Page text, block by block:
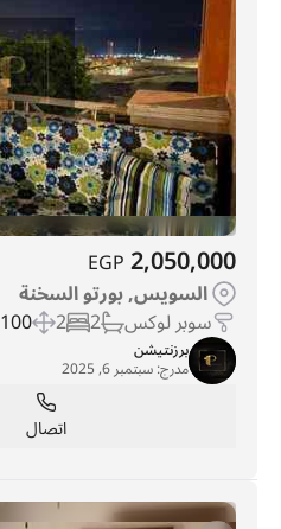
2,050,000
EGP
السويس, بورتو السخنة
سوبر لوكس 2
2
100 m
برزنتيشن
مدرج:سبتمبر 6, 2025
اتصال